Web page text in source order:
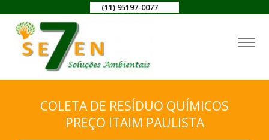
(11) 95197-0077
COLETA DE RESÍDUO QUÍMICOS
PREÇO ITAIM PAULISTA